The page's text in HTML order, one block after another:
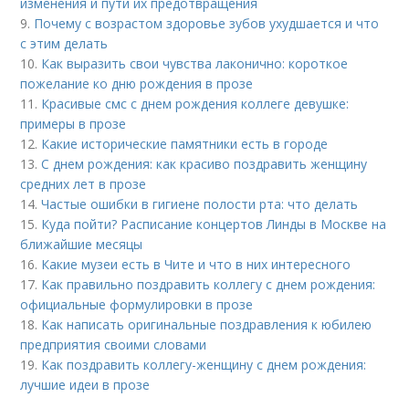
9. Почему с возрастом здоровье зубов ухудшается и что
с этим делать
10. Как выразить свои чувства лаконично: короткое
пожелание ко дню рождения в прозе
11. Красивые смс с днем рождения коллеге девушке:
примеры в прозе
12. Какие исторические памятники есть в городе
13.С днем рождения: как красиво поздравить женщину
средних лет в прозе
14.Частые ошибки в гигиене полости рта: что делать
15. Куда пойти? Расписание концертов Линды в Москве на
ближайшие месяцы
16. Какие музеи есть в Чите и что в них интересного
17. Как правильно поздравить коллегу с днем рождения:
официальные формулировки в прозе
18. Как написать оригинальные поздравления к юбилею
предприятия своими словами
19. Как поздравить коллегу-женщину с днем рождения:
лучшие идеи в прозе